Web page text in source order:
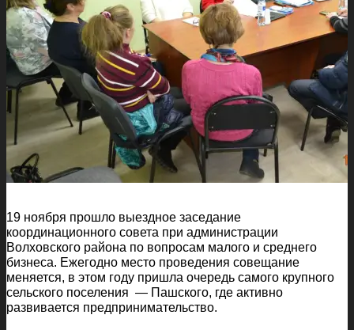
19 ноября прошло выездное заседание
координационного совета при администрации
Волховского района по вопросам малого и среднего
бизнеса. Ежегодно место проведения совещание
меняется, в этом году пришла очередь самого крупного
сельского поселения — Пашского, где активно
развивается предпринимательство.